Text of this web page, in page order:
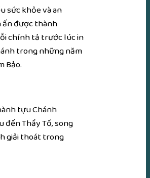
sức khỏevàan
đượcthành
chính tả trước lúc in
trong những năm
Bảo.
tựuChánh
đến Thầy Tổ,song
giải thoáttrong